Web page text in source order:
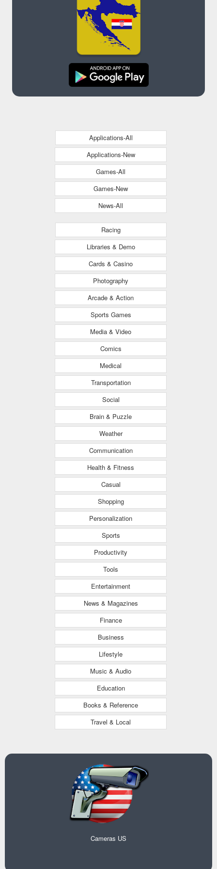
Applications-All
Applications-New
Games-All
Games-New
News-All
Racing
Libraries & Demo
Cards & Casino
Photography
Arcade & Action
Sports Games
Media & Video
Comics
Medical
Transportation
Social
Brain & Puzzle
Weather
Communication
Health & Fitness
Casual
Shopping
Personalization
Sports
Productivity
Tools
Entertainment
News & Magazines
Finance
Business
Lifestyle
Music & Audio
Education
Books & Reference
Travel & Local
Cameras US